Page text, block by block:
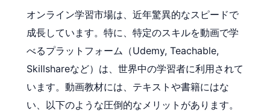
オンライン学習市場は、近年驚異的なスピードで
成長しています。特に、特定のスキルを動画で学
べるプラットフォーム（Udemy, Teachable,
Skillshareなど）は、世界中の学習者に利用されて
います。動画教材には、テキストや書籍にはな
い、以下のような圧倒的なメリットがあります。